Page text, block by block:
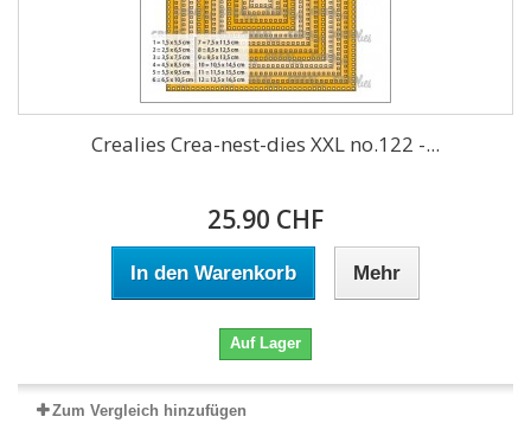
Crealies Crea-nest-dies XXL no.122 -...
25.90 CHF
In den Warenkorb Mehr
Auf Lager
Zum Vergleich hinzufügen